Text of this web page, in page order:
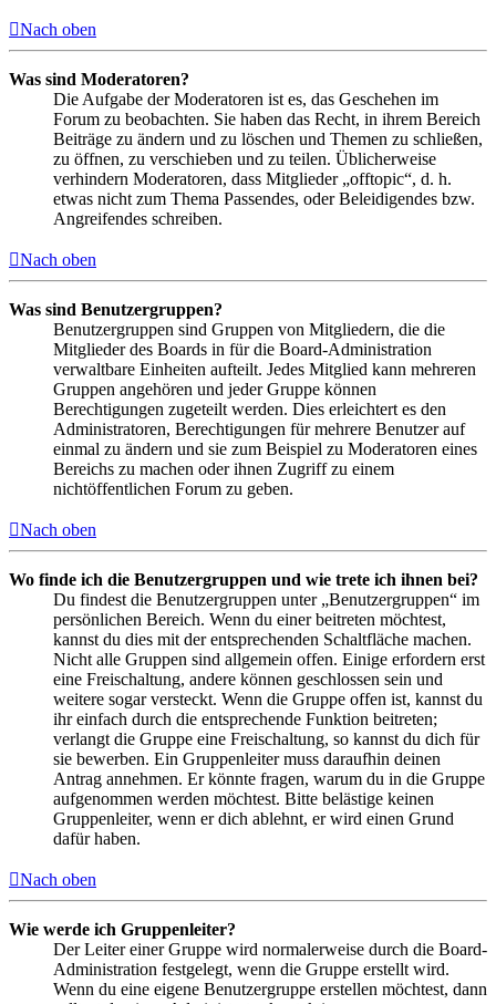
Nach oben
Was sind Moderatoren?
Die Aufgabe der Moderatoren ist es, das Geschehen im
Forum zu beobachten. Sie haben das Recht, in ihrem Bereich
Beiträge zu ändern und zu löschen und Themen zu schließen,
zu öffnen, zu verschieben und zu teilen. Üblicherweise
verhindern Moderatoren, dass Mitglieder „offtopic“, d. h.
etwas nicht zum Thema Passendes, oder Beleidigendes bzw.
Angreifendes schreiben.
Nach oben
Was sind Benutzergruppen?
Benutzergruppen sind Gruppen von Mitgliedern, die die
Mitglieder des Boards in für die Board-Administration
verwaltbare Einheiten aufteilt. Jedes Mitglied kann mehreren
Gruppen angehören und jeder Gruppe können
Berechtigungen zugeteilt werden. Dies erleichtert es den
Administratoren, Berechtigungen für mehrere Benutzer auf
einmal zu ändern und sie zum Beispiel zu Moderatoren eines
Bereichs zu machen oder ihnen Zugriff zu einem
nichtöffentlichen Forum zu geben.
Nach oben
Wo finde ich die Benutzergruppen und wie trete ich ihnen bei?
Du findest die Benutzergruppen unter „Benutzergruppen“ im
persönlichen Bereich. Wenn du einer beitreten möchtest,
kannst du dies mit der entsprechenden Schaltfläche machen.
Nicht alle Gruppen sind allgemein offen. Einige erfordern erst
eine Freischaltung, andere können geschlossen sein und
weitere sogar versteckt. Wenn die Gruppe offen ist, kannst du
ihr einfach durch die entsprechende Funktion beitreten;
verlangt die Gruppe eine Freischaltung, so kannst du dich für
sie bewerben. Ein Gruppenleiter muss daraufhin deinen
Antrag annehmen. Er könnte fragen, warum du in die Gruppe
aufgenommen werden möchtest. Bitte belästige keinen
Gruppenleiter, wenn er dich ablehnt, er wird einen Grund
dafür haben.
Nach oben
Wie werde ich Gruppenleiter?
Der Leiter einer Gruppe wird normalerweise durch die Board-
Administration festgelegt, wenn die Gruppe erstellt wird.
Wenn du eine eigene Benutzergruppe erstellen möchtest, dann